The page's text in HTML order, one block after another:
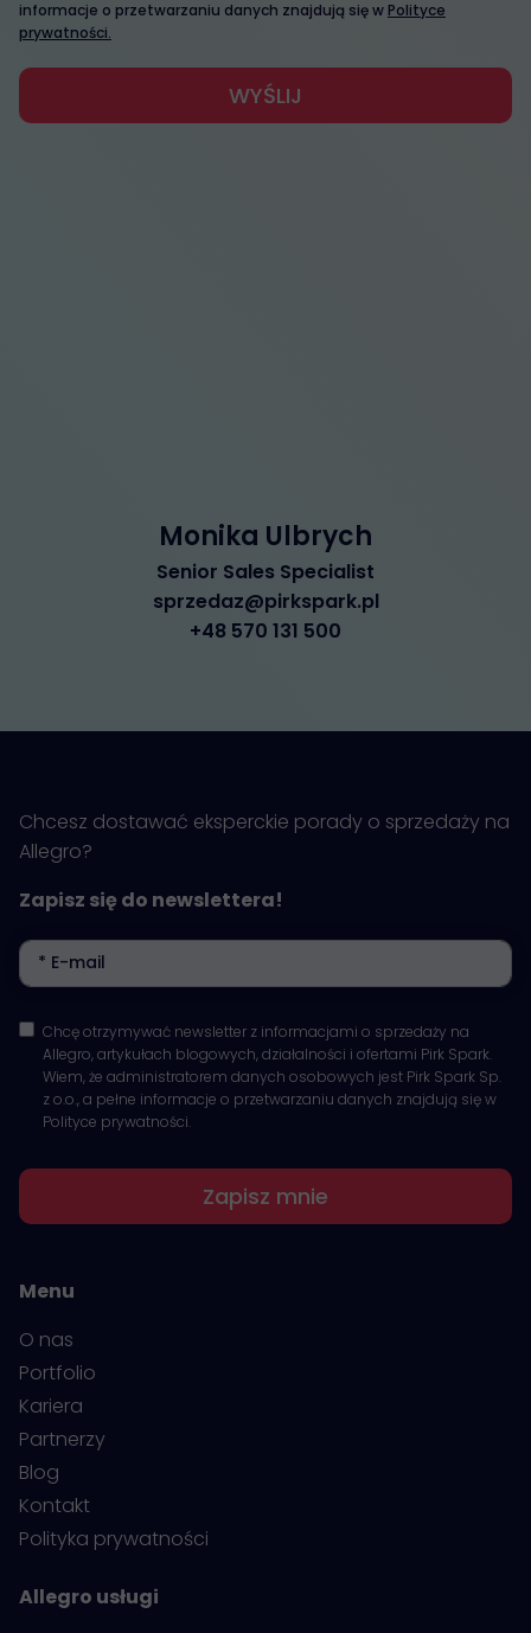
Monika Ulbrych
Senior Sales Specialist
sprzedaz@pirkspark.pl
+48 570 131 500
informacje o przetwarzaniu danych znajdują się w Polityce
prywatności.
WYŚLIJ
Chcesz dostawać eksperckie porady o sprzedaży na
Allegro?
Zapisz się do newslettera!
Chcę otrzymywać newsletter z informacjami o sprzedaży na
Allegro, artykułach blogowych, działalności i ofertami Pirk Spark.
Wiem, że administratorem danych osobowych jest Pirk Spark Sp.
z o.o., a pełne informacje o przetwarzaniu danych znajdują się w
Polityce prywatności.
Zapisz mnie
Menu
O nas
Portfolio
Kariera
Partnerzy
Blog
Kontakt
Polityka prywatności
Allegro usługi